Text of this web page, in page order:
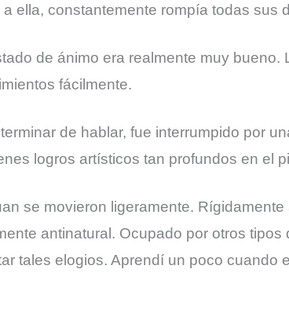
ella, constantemente rompía todas sus
de ánimo era realmente muy
fácilmente.
de hablar, fue interrumpido por
logros artísticos tan profundos en el
se movieron ligeramente.
antinatural. Ocupado por otros
tales elogios. Aprendí un poco